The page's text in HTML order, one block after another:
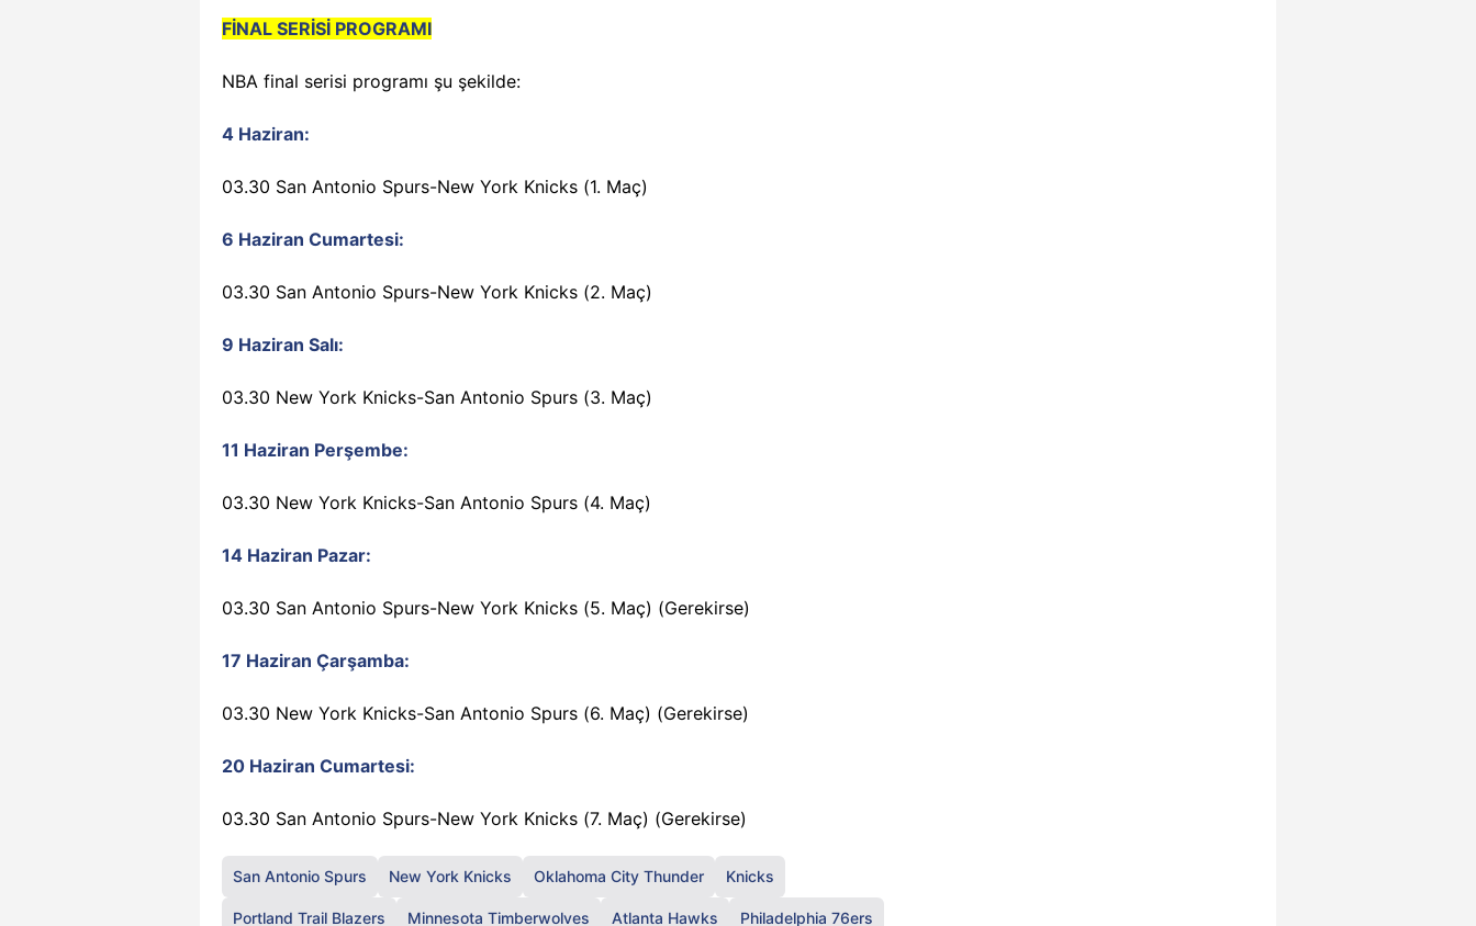
FİNAL SERİSİ PROGRAMI
NBA final serisi programı şu şekilde:
4 Haziran:
03.30 San Antonio Spurs-New York Knicks (1. Maç)
6 Haziran Cumartesi:
03.30 San Antonio Spurs-New York Knicks (2. Maç)
9 Haziran Salı:
03.30 New York Knicks-San Antonio Spurs (3. Maç)
11 Haziran Perşembe:
03.30 New York Knicks-San Antonio Spurs (4. Maç)
14 Haziran Pazar:
03.30 San Antonio Spurs-New York Knicks (5. Maç) (Gerekirse)
17 Haziran Çarşamba:
03.30 New York Knicks-San Antonio Spurs (6. Maç) (Gerekirse)
20 Haziran Cumartesi:
03.30 San Antonio Spurs-New York Knicks (7. Maç) (Gerekirse)
San Antonio Spurs New York Knicks Oklahoma City Thunder Knicks
Portland Trail Blazers Minnesota Timberwolves Atlanta Hawks Philadelphia 76ers